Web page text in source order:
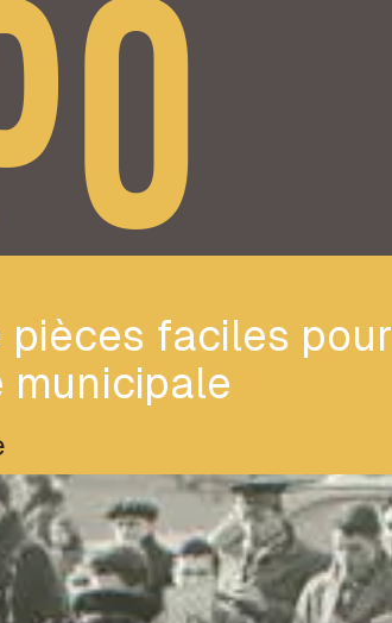
pièces faciles pour
municipale